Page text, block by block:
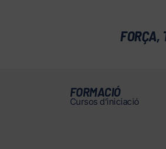
FORÇA,
FORMACIÓ
Cursos d’iniciació